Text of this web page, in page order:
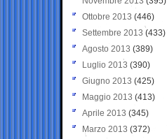
Ottobre 2013 (446)
Settembre 2013 (433)
Agosto 2013 (389)
Luglio 2013 (390)
Giugno 2013 (425)
Maggio 2013 (413)
Aprile 2013 (345)
Marzo 2013 (372)